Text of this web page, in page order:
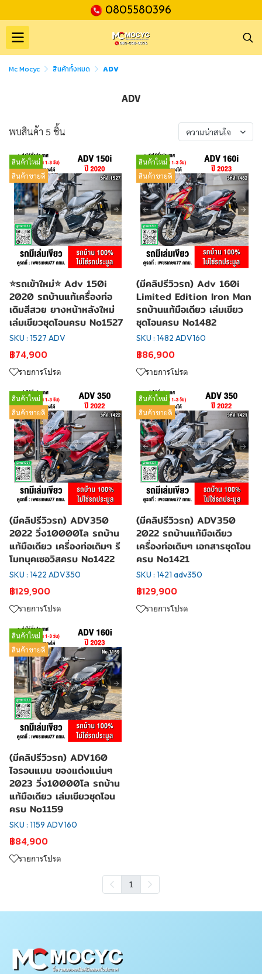
0805580396
Mc Mocyc สินค้าทั้งหมด ADV
ADV
พบสินค้า 5 ชิ้น ความน่าสนใจ
สินค้าใหม่
สินค้าขายดี
⭐รถเข้าใหม่⭐ Adv 150i
2020 รถบ้านแท้เครื่องท่อ
เดิมสีสวย ยางหน้าหลังใหม่
เล่มเขียวชุดโอนครบ No1527
SKU : 1527 ADV
฿74,900
รายการโปรด
สินค้าใหม่
สินค้าขายดี
(มีคลิปรีวิวรถ) Adv 160i
Limited Edition Iron Man
รถบ้านแท้มือเดียว เล่มเขียว
ชุดโอนครบ No1482
SKU : 1482 ADV160
฿86,900
รายการโปรด
สินค้าใหม่
สินค้าขายดี
(มีคลิปรีวิวรถ) ADV350
2022 วิ่ง10000โล รถบ้าน
แท้มือเดียว เครื่องท่อเดิมๆ รี
โมทบุคเซอวิสครบ No1422
SKU : 1422 ADV350
฿129,900
รายการโปรด
สินค้าใหม่
สินค้าขายดี
(มีคลิปรีวิวรถ) ADV350
2022 รถบ้านแท้มือเดียว
เครื่องท่อเดิมๆ เอกสารชุดโอน
ครบ No1421
SKU : 1421 adv350
฿129,900
รายการโปรด
สินค้าใหม่
สินค้าขายดี
(มีคลิปรีวิวรถ) ADV160
ไอรอนแมน ของแต่งแน่นๆ
2023 วิ่ง10000โล รถบ้าน
แท้มือเดียว เล่มเขียวชุดโอน
ครบ No1159
SKU : 1159 ADV160
฿84,900
รายการโปรด
1